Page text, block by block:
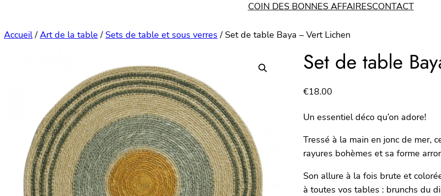
COIN DES BONNES AFFAIRESCONTACT
Accueil/Art de la table / Sets de table et sous verres / Set de table Baya – Vert Lichen
Set de table
€18.00
Un essentiel déco qu’on adore!
Tressé à la main en jonc de mer,
rayures bohèmes et sa forme
Son allure à la fois brute et
à toutes vos tables : brunchs du